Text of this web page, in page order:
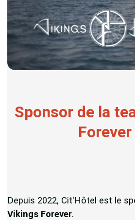
Sponsor de la
Forever
Depuis 2022, Cit'Hôtel est le
Vikings Forever.